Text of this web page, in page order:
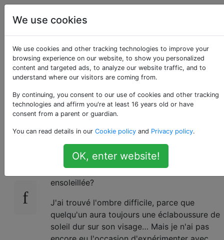
La
photographie
Photos de groupe par
une belle journée
ensoleillée?
Quelles sont les techniques pour obtenir de
bonnes photos de groupe (3-8 personnes,
par exemple) par une belle journée
ensoleillée?
J'ai trouvé l'ombre difficile, parce que
quelqu'un aura toujours une éclaboussure de
soleil dur sur son visage… Mais je n'ai pas
We use cookies
We use cookies and other tracking technologies to improve your
browsing experience on our website, to show you personalized
content and targeted ads, to analyze our website traffic, and to
understand where our visitors are coming from.
By continuing, you consent to our use of cookies and other tracking
technologies and affirm you're at least 16 years old or have
consent from a parent or guardian.
You can read details in our Cookie policy and Privacy policy.
OK, enter website!